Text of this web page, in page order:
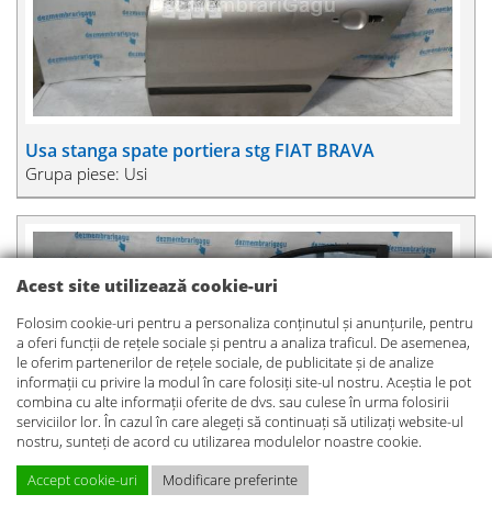
Usa stanga spate portiera stg FIAT BRAVA
Grupa piese: Usi
De vanzare usa stanga fata portiera stg FIAT BRAVA
Acest site utilizează cookie-uri
Folosim cookie-uri pentru a personaliza conținutul și anunțurile, pentru
a oferi funcții de rețele sociale și pentru a analiza traficul. De asemenea,
le oferim partenerilor de rețele sociale, de publicitate și de analize
informații cu privire la modul în care folosiți site-ul nostru. Aceștia le pot
combina cu alte informații oferite de dvs. sau culese în urma folosirii
serviciilor lor. În cazul în care alegeți să continuați să utilizați website-ul
nostru, sunteți de acord cu utilizarea modulelor noastre cookie.
Accept cookie-uri Modificare preferinte